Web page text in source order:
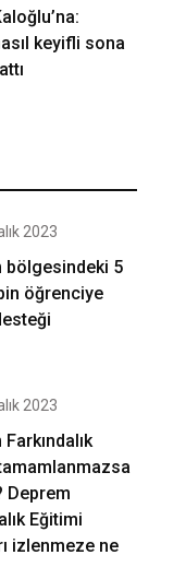
keyifli sona
2023
bölgesindeki 5
öğrenciye
2023
Deprem
Eğitimi
izlenmeze ne